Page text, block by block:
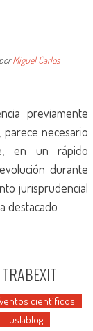
porMiguel Carlos
previamente
parece necesario
en un rápido
durante
jurisprudencial
destacado
científicos
Iuslablog